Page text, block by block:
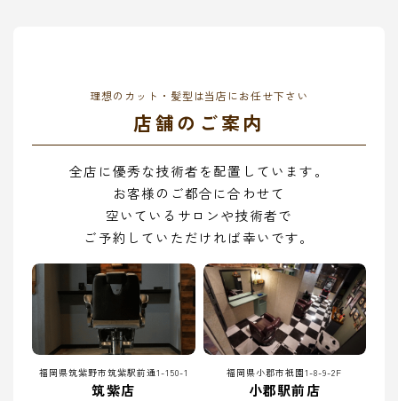
理想のカット・髪型は当店にお任せ下さい
店舗のご案内
全店に優秀な技術者を配置しています。
お客様のご都合に合わせて
空いているサロンや技術者で
ご予約していただければ幸いです。
福岡県筑紫野市筑紫駅前通1-150-1
筑紫店
福岡県小郡市祇園1-8-9-2F
小郡駅前店